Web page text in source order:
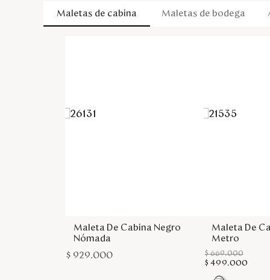
Maletas de cabina Maletas de bodega
Maleta De Cabina Negro
Nómada
$ 929.000
Maleta De
Metro
$ 669.000
$ 499.000